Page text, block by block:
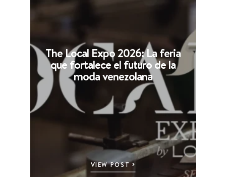
The Local Expo 2026: La feria
que fortalece el futuro de la
moda venezolana
VIEW POST